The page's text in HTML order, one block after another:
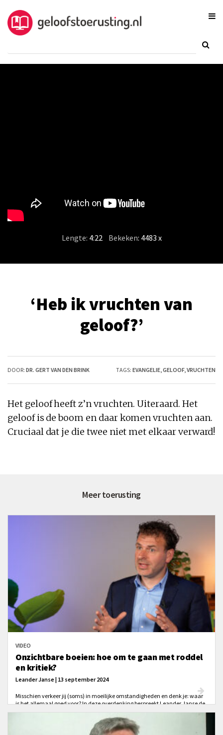
Lengte: 4:22/ Bekeken: 4483 x
‘Heb ik vruchten van
geloof?’
DOOR: DR. GERT VAN DEN BRINK TAGS: EVANGELIE GELOOF, VRUCHTEN
Het geloof heeft z’n vruchten. Uiteraard. Het
geloof is de boom en daar komen vruchten aan.
Cruciaal dat je die twee niet met elkaar verward!
Meer toerusting
VIDEO
Onzichtbare boeien: hoe om te gaan met roddel
en kritiek?
Leander Janse | 13 september 2024
Misschien verkeer jij (soms) in moeilijke omstandigheden en denk je: waar
is het allemaal goed voor? In deze overdenking bespreekt Leander Janse de
reactie van Paulus op zijn gevangenschap en de moeilijkheden die hij
ervaart, zoals het onrecht en de laster van medebroeders.